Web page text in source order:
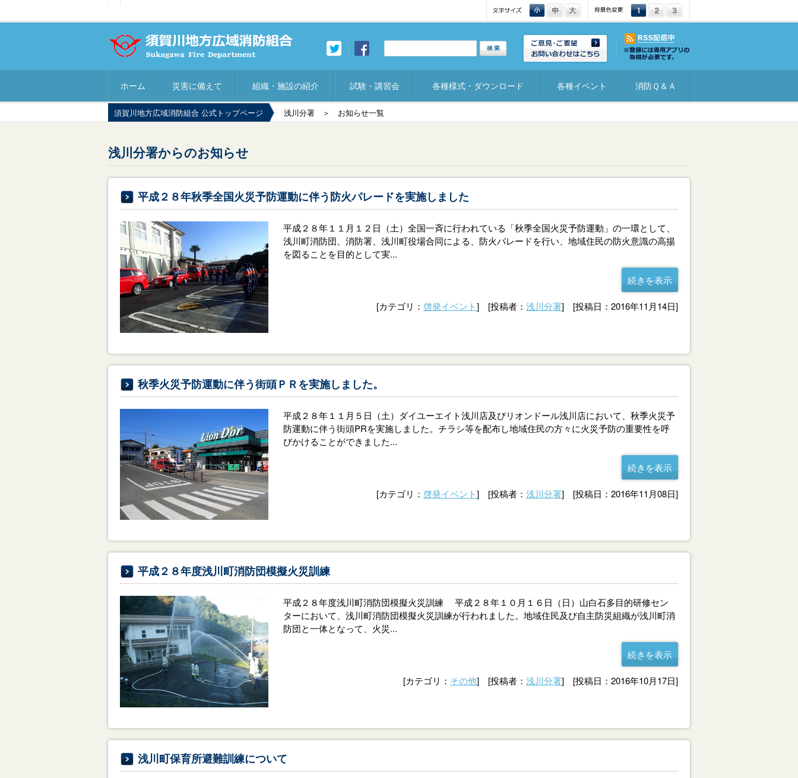
背景色変更：1
背景色変更：2
文字サイズ：小
文字サイズ：中
文字サイズ：大
ホーム 災害に備えて 組織・施設の紹介 試験・講習会 各種様式・ダウンロード 各種イベント 消防Ｑ＆Ａ
須賀川地方広域消防組合 公式トップページ 浅川分署 ＞ お知らせ一覧
浅川分署からのお知らせ
平成２８年秋季全国火災予防運動に伴う防火パレードを実施しました
平成２８年１１月１２日（土）全国一斉に行われている「秋季全国火災予防運動」の一環として、
浅川町消防団、消防署、浅川町役場合同による、防火パレードを行い、地域住民の防火意識の高揚
を図ることを目的として実...
続きを表示
[カテゴリ： 啓発イベント] [投稿者： 浅川分署] [投稿日：2016年11月14日]
秋季火災予防運動に伴う街頭ＰＲを実施しました。
平成２８年１１月５日（土）ダイユーエイト浅川店及びリオンドール浅川店において、秋季火災予
防運動に伴う街頭PRを実施しました。チラシ等を配布し地域住民の方々に火災予防の重要性を呼
びかけることができました...
続きを表示
[カテゴリ： 啓発イベント] [投稿者： 浅川分署] [投稿日：2016年11月08日]
平成２８年度浅川町消防団模擬火災訓練
平成２８年度浅川町消防団模擬火災訓練 平成２８年１０月１６日（日）山白石多目的研修セン
ターにおいて、浅川町消防団模擬火災訓練が行われました。地域住民及び自主防災組織が浅川町消
防団と一体となって、火災...
続きを表示
[カテゴリ： その他] [投稿者： 浅川分署] [投稿日：2016年10月17日]
浅川町保育所避難訓練について